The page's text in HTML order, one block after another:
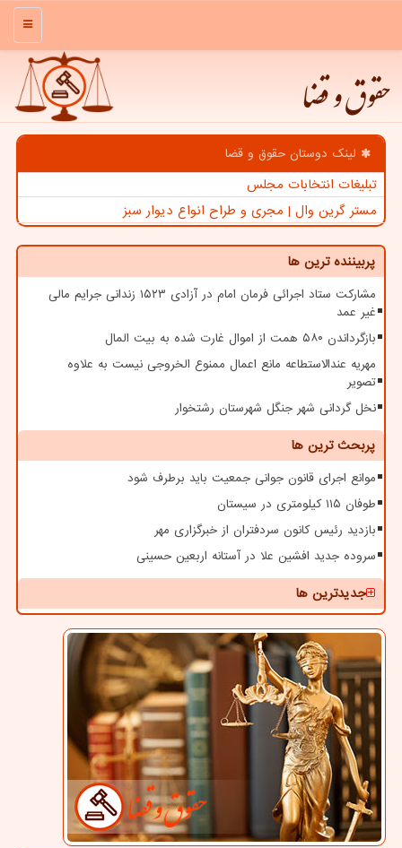
منو
حقوق و قضا
لینک دوستان حقوق و قضا
تبلیغات انتخابات مجلس
مستر گرین وال | مجری و طراح انواع دیوار سبز
پربیننده ترین ها
مشارکت ستاد اجرائی فرمان امام در آزادی ۱۵۲۳ زندانی جرایم مالی
غیر عمد
بازگرداندن ۵۸۰ همت از اموال غارت شده به بیت المال
مهریه عندالاستطاعه مانع اعمال ممنوع الخروجی نیست به علاوه
تصویر
نخل گردانی شهر جنگل شهرستان رشتخوار
پربحث ترین ها
موانع اجرای قانون جوانی جمعیت باید برطرف شود
طوفان ۱۱۵ کیلومتری در سیستان
بازدید رئیس کانون سردفتران از خبرگزاری مهر
سروده جدید افشین علا در آستانه اربعین حسینی
جدیدترین ها